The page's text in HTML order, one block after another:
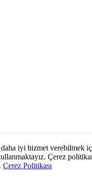
daha iyi hizmet verebilmek
Çerez
Çerez Politikası